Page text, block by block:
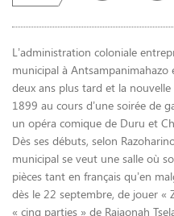
L’administration coloniale
municipal à
deux ans plus tard et la
1899 au cours d’une soirée de
un opéra comique de Duru et
Dès ses débuts, selon
municipal se veut une salle où
pièces tant en français qu’en
dès le 22 septembre, de jouer «
« cinq parties » de Rajaonah